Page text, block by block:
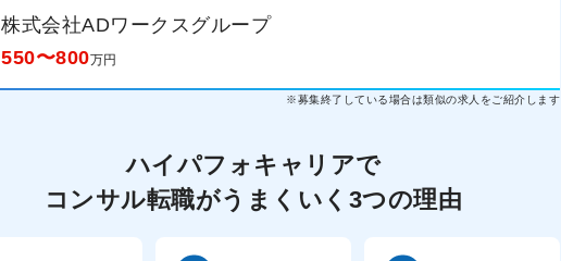
株式会社ADワークスグループ
550〜800万円
※募集終了している場合は類似の求人をご紹介します
ハイパフォキャリアで
コンサル転職がうまくいく3つの理由